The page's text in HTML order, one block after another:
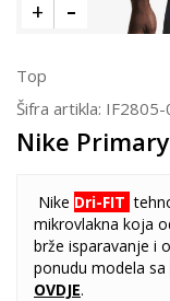
Top
Šifra artikla: IF2805-
Nike Primary
Nike Dri-FIT
mikrovlakna koja
brže isparavanje i
ponudu modela sa
OVDJE.